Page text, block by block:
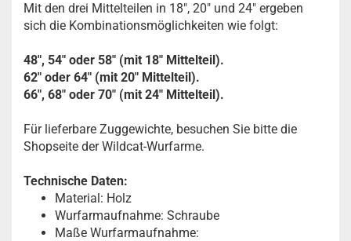
Mit den drei Mittelteilen in 18", 20" und 24" ergeben
sich die Kombinationsmöglichkeiten wie folgt:
48", 54" oder 58" (mit 18" Mittelteil).
62" oder 64" (mit 20" Mittelteil).
66", 68" oder 70" (mit 24" Mittelteil).
Für lieferbare Zuggewichte, besuchen Sie bitte die
Shopseite der Wildcat-Wurfarme.
Technische Daten:
Material: Holz
Wurfarmaufnahme: Schraube
Maße Wurfarmaufnahme: